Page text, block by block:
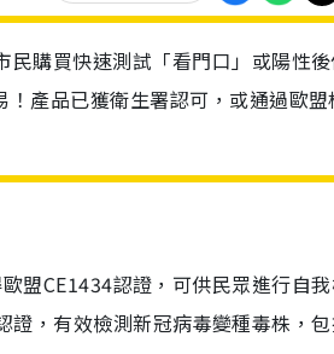
購買快速測試「看門口」或陽性
產品已獲衛生署認可，或通過歐盟
盟CE1434認證，可供民眾進行自
，有效檢測新冠病毒變種毒株，